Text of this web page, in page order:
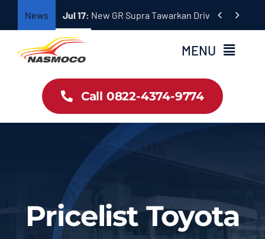
News Jul 17: New GR Supra Tawarkan Driving
 
MENU
Home
Pricelist Toyota
Dokumentasi
Call 0822-4374-9774
Pricelist Toyota